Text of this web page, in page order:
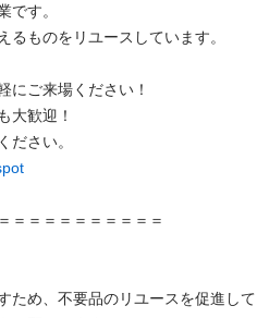
です。
ものをリユースしています。
にご来場ください！
大歓迎！
＝＝＝＝＝＝＝＝＝＝
ため、不要品のリユースを促進して